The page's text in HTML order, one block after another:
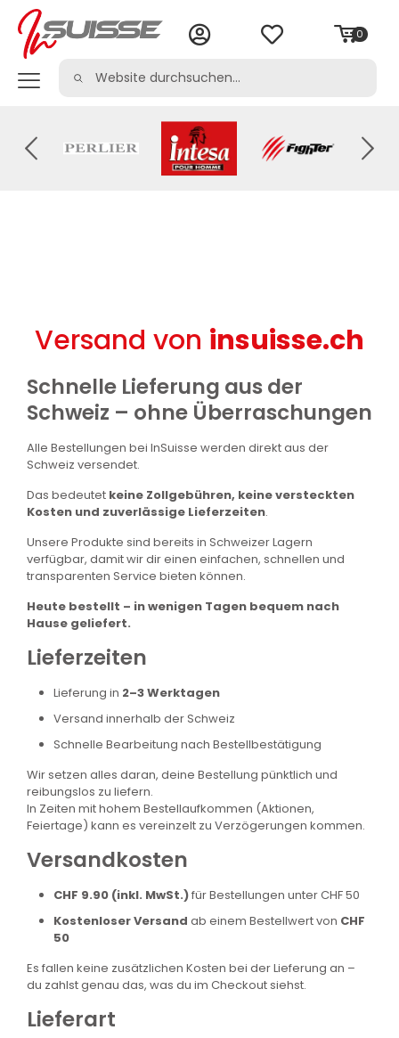
0
Versand von insuisse.ch
Schnelle Lieferung aus der
Schweiz – ohne Überraschungen
Alle Bestellungen bei InSuisse werden direkt aus der
Schweiz versendet.
Das bedeutet keine Zollgebühren, keine versteckten
Kosten und zuverlässige Lieferzeiten.
Unsere Produkte sind bereits in Schweizer Lagern
verfügbar, damit wir dir einen einfachen, schnellen und
transparenten Service bieten können.
Heute bestellt – in wenigen Tagen bequem nach
Hause geliefert.
Lieferzeiten
Lieferung in 2–3 Werktagen
Versand innerhalb der Schweiz
Schnelle Bearbeitung nach Bestellbestätigung
Wir setzen alles daran, deine Bestellung pünktlich und
reibungslos zu liefern.
In Zeiten mit hohem Bestellaufkommen (Aktionen,
Feiertage) kann es vereinzelt zu Verzögerungen kommen.
Versandkosten
CHF 9.90 (inkl. MwSt.)für Bestellungen unter CHF 50
Kostenloser Versand ab einem Bestellwert von CHF
50
Es fallen keine zusätzlichen Kosten bei der Lieferung an –
du zahlst genau das, was du im Checkout siehst.
Lieferart